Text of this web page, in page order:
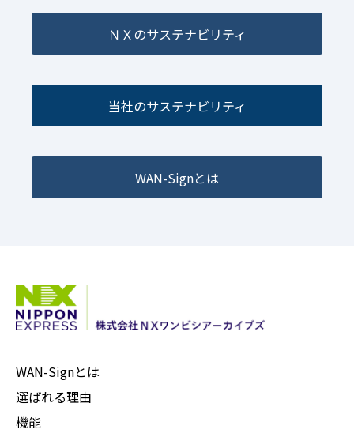
ＮＸのサステナビリティ
当社のサステナビリティ
WAN-Signとは
WAN-Signとは
選ばれる理由
機能